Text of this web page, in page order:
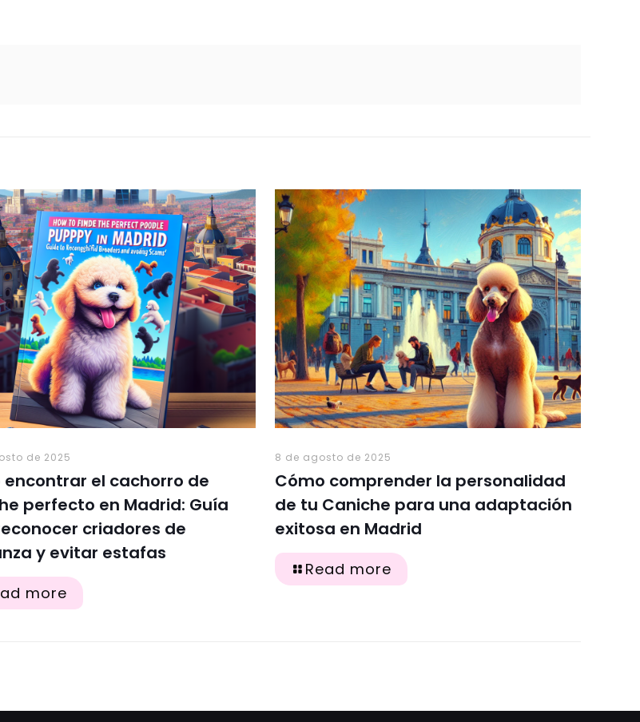
de 2025
encontrar el cachorro de
perfecto en Madrid: Guía
criadores de
y evitar estafas
more
8 de agosto de 2025
Cómo comprender la personalidad
de tu Caniche para una adaptación
exitosa en Madrid
Read more